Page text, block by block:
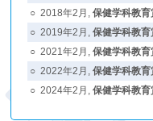
○ 2018年2月,保健学科教
○ 2019年2月,保健学科教
○ 2021年2月,保健学科教
○ 2022年2月,保健学科教
○ 2024年2月,保健学科教